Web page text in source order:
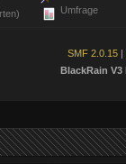
Umfrage
SMF 2.0.15 |
BlackRain V3